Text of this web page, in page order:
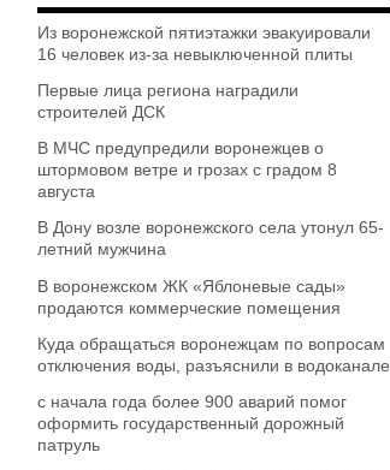
Из воронежской пятиэтажки эвакуировали
16 человек из-за невыключенной плиты
Первые лица региона наградили
строителей ДСК
В МЧС предупредили воронежцев о
штормовом ветре и грозах с градом 8
августа
В Дону возле воронежского села утонул 65-
летний мужчина
В воронежском ЖК «Яблоневые сады»
продаются коммерческие помещения
Куда обращаться воронежцам по вопросам
отключения воды, разъяснили в водоканале
с начала года более 900 аварий помог
оформить государственный дорожный
патруль